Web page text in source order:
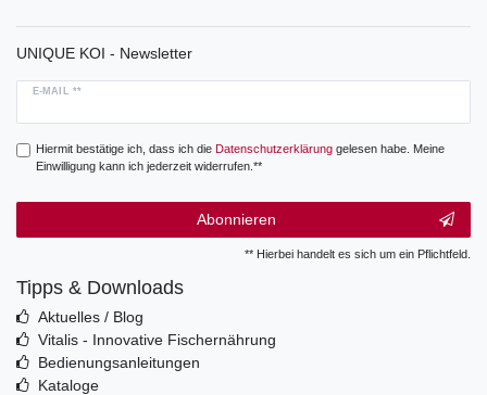
UNIQUE KOI - Newsletter
E-MAIL **
Hiermit bestätige ich, dass ich die Daten­schutz­erklärunggelesen habe. Meine
Einwilligung kann ich jederzeit widerrufen.**
Abonnieren
** Hierbei handelt es sich um ein Pflichtfeld.
Tipps & Downloads
Aktuelles / Blog
Vitalis - Innovative Fischernährung
Bedienungsanleitungen
Kataloge